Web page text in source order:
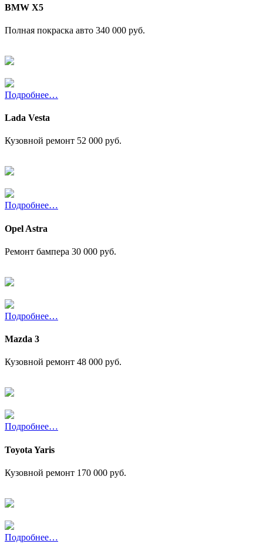
BMW X5
Полная покраска авто 340 000 руб.
Подробнее…
Lada Vesta
Кузовной ремонт 52 000 руб.
Подробнее…
Opel Astra
Ремонт бампера 30 000 руб.
Подробнее…
Mazda 3
Кузовной ремонт 48 000 руб.
Подробнее…
Toyota Yaris
Кузовной ремонт 170 000 руб.
Подробнее…